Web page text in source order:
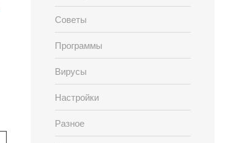
Советы
Программы
Вирусы
Настройки
Разное